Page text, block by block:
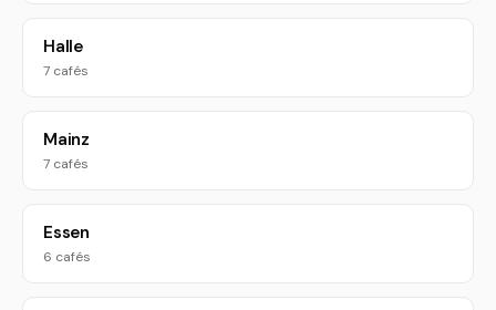
Halle
7 cafés
Mainz
7 cafés
Essen
6 cafés